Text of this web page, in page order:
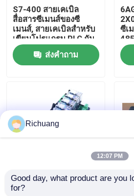
ทัวร์โรงงาน
ควบคุมคุณภาพ
ติดต่อเรา
ขอใบเสนอราคา
ผลิตภัณฑ์ระบบอัตโนมัติสำหรับอุ
PLC สายเคเบิลและตัวเชื่อม
S7-400 สายเคเบิล
สื่อสารซีเมนส์ของซี
เมนส์, สายเคเบิลสำหรับ
เขียนโปรแกรม PLC กัน
น้ำ
ส่งคำถาม
ซีเ
6ES7392-1AM00-
0AA0 ตัวเชื่อมต่อด้าน
Richuang
12:07 PM
Good day, what product are you
for?